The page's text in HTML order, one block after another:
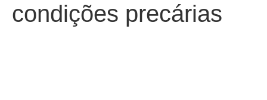
condições precárias